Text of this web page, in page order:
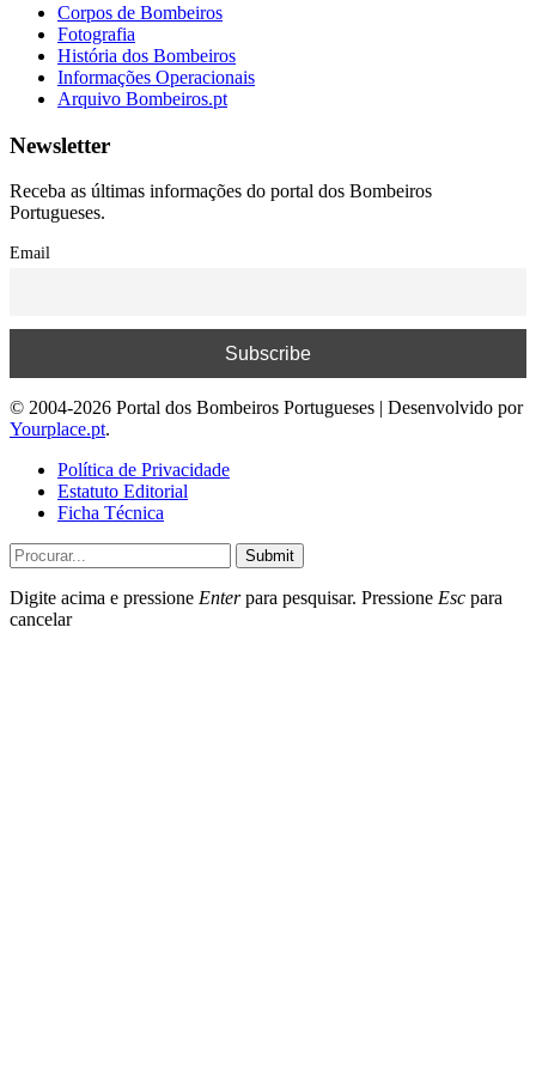
Corpos de Bombeiros
Fotografia
História dos Bombeiros
Informações Operacionais
Arquivo Bombeiros.pt
Newsletter
Receba as últimas informações do portal dos Bombeiros
Portugueses.
Email
© 2004-2026 Portal dos Bombeiros Portugueses | Desenvolvido por
Yourplace.pt.
Política de Privacidade
Estatuto Editorial
Ficha Técnica
Submit
Digite acima e pressione Enterpara pesquisar. Pressione Esc para
cancelar